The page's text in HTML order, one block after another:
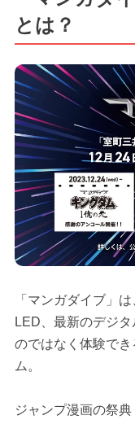
とは？
「マンガダイブ」
LED、最新のデジ
のではなく体験で
ム。
ジャンプ漫画の祭